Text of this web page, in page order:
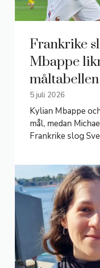
Frankrike
Mbappe
5 juli 2026
Kylian Mbappe
mål, medan
Frankrike slog